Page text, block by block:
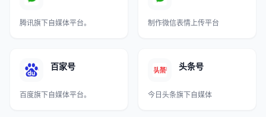
腾讯旗下自媒体平台。 制作微信表情上传平台
百家号
百度旗下自媒体平台。
头条号
今日头条旗下自媒体